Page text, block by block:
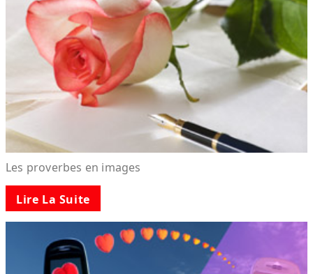
Les proverbes en images
Lire La Suite